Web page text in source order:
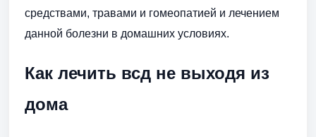
средствами, травами и гомеопатией и лечением
данной болезни в домашних условиях.
Как лечить всд не выходя из
дома